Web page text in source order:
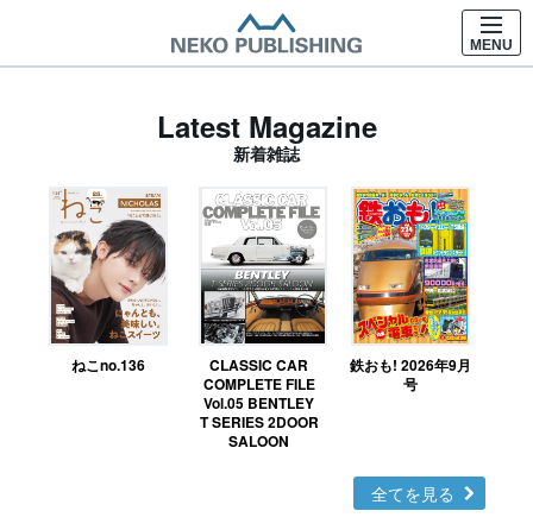
MENU
Latest Magazine
新着雑誌
ねこno.136
CLASSIC CAR
COMPLETE FILE
Vol.05 BENTLEY
T SERIES 2DOOR
SALOON
鉄おも! 2026年9月
号
全てを見る